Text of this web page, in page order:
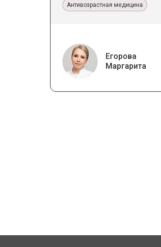
эстетической медицине
Антивозрастная медицина
Егорова
Маргарита